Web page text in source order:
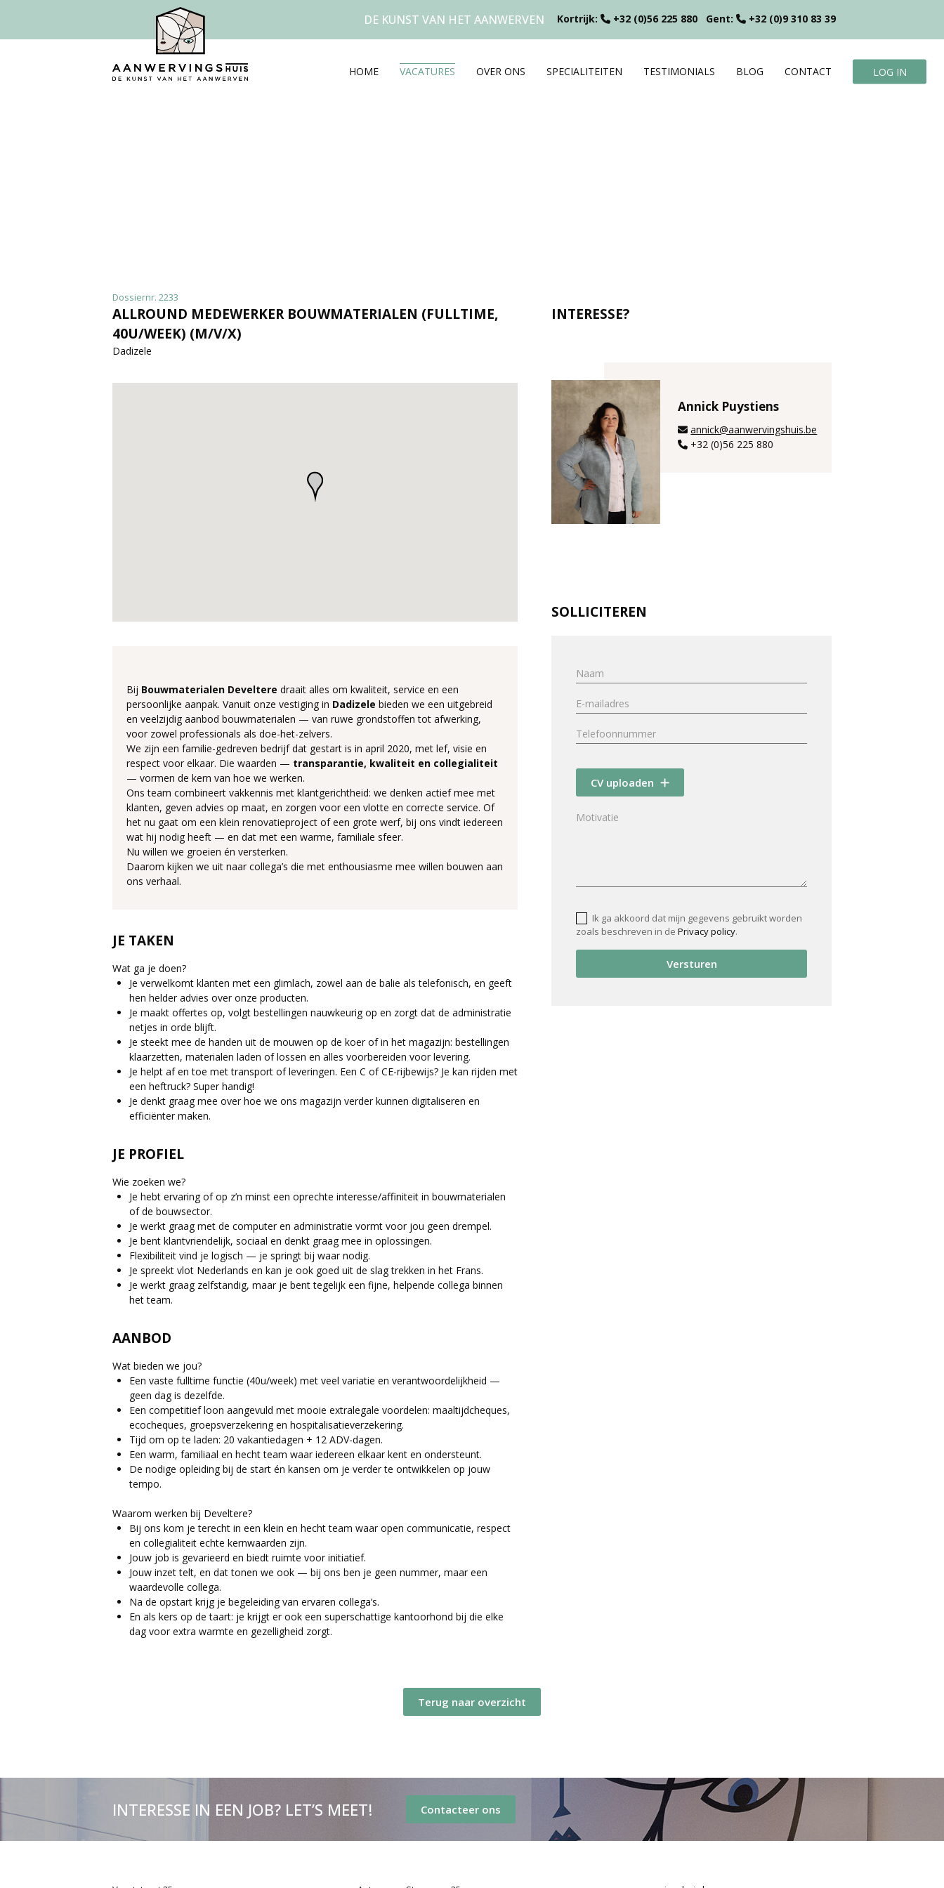
DE KUNST VAN HET AANWERVEN Kortrijk: +32 (0)56 225 880 Gent: +32 (0)9 310 83 39
HOME VACATURES OVER ONS SPECIALITEITEN TESTIMONIALS BLOG CONTACT LOG IN
Dossiernr. 2233
ALLROUND MEDEWERKER BOUWMATERIALEN (FULLTIME,
40U/WEEK) (M/V/X)
Dadizele
Bij Bouwmaterialen Develtere draait alles om kwaliteit, service en een
persoonlijke aanpak. Vanuit onze vestiging in Dadizele bieden we een uitgebreid
en veelzijdig aanbod bouwmaterialen — van ruwe grondstoffen tot afwerking,
voor zowel professionals als doe-het-zelvers.
We zijn een familie-gedreven bedrijf dat gestart is in april 2020, met lef, visie en
respect voor elkaar. Die waarden — transparantie, kwaliteit en collegialiteit
— vormen de kern van hoe we werken.
Ons team combineert vakkennis met klantgerichtheid: we denken actief mee met
klanten, geven advies op maat, en zorgen voor een vlotte en correcte service. Of
het nu gaat om een klein renovatieproject of een grote werf, bij ons vindt iedereen
wat hij nodig heeft — en dat met een warme, familiale sfeer.
Nu willen we groeien én versterken.
Daarom kijken we uit naar collega’s die met enthousiasme mee willen bouwen aan
ons verhaal.
JE TAKEN
Wat ga je doen?
Je verwelkomt klanten met een glimlach, zowel aan de balie als telefonisch, en geeft
hen helder advies over onze producten.
Je maakt offertes op, volgt bestellingen nauwkeurig op en zorgt dat de administratie
netjes in orde blijft.
Je steekt mee de handen uit de mouwen op de koer of in het magazijn: bestellingen
klaarzetten, materialen laden of lossen en alles voorbereiden voor levering.
Je helpt af en toe met transport of leveringen. Een C of CE-rijbewijs? Je kan rijden met
een heftruck? Super handig!
Je denkt graag mee over hoe we ons magazijn verder kunnen digitaliseren en
efficiënter maken.
JE PROFIEL
Wie zoeken we?
Je hebt ervaring of op z’n minst een oprechte interesse/affiniteit in bouwmaterialen
of de bouwsector.
Je werkt graag met de computer en administratie vormt voor jou geen drempel.
Je bent klantvriendelijk, sociaal en denkt graag mee in oplossingen.
Flexibiliteit vind je logisch — je springt bij waar nodig.
Je spreekt vlot Nederlands en kan je ook goed uit de slag trekken in het Frans.
Je werkt graag zelfstandig, maar je bent tegelijk een fijne, helpende collega binnen
het team.
AANBOD
Wat bieden we jou?
Een vaste fulltime functie (40u/week) met veel variatie en verantwoordelijkheid —
geen dag is dezelfde.
Een competitief loon aangevuld met mooie extralegale voordelen: maaltijdcheques,
ecocheques, groepsverzekering en hospitalisatieverzekering.
Tijd om op te laden: 20 vakantiedagen + 12 ADV-dagen.
Een warm, familiaal en hecht team waar iedereen elkaar kent en ondersteunt.
De nodige opleiding bij de start én kansen om je verder te ontwikkelen op jouw
tempo.
Waarom werken bij Develtere?
Bij ons kom je terecht in een klein en hecht team waar open communicatie, respect
en collegialiteit echte kernwaarden zijn.
Jouw job is gevarieerd en biedt ruimte voor initiatief.
Jouw inzet telt, en dat tonen we ook — bij ons ben je geen nummer, maar een
waardevolle collega.
Na de opstart krijg je begeleiding van ervaren collega’s.
En als kers op de taart: je krijgt er ook een superschattige kantoorhond bij die elke
dag voor extra warmte en gezelligheid zorgt.
INTERESSE?
Annick Puystiens
annick@aanwervingshuis.be
+32 (0)56 225 880
SOLLICITEREN
CV uploaden
Ik ga akkoord dat mijn gegevens gebruikt worden
zoals beschreven in dePrivacy policy.
Versturen
Terug naar overzicht
INTERESSE IN EEN JOB? LET’S MEET! Contacteer ons